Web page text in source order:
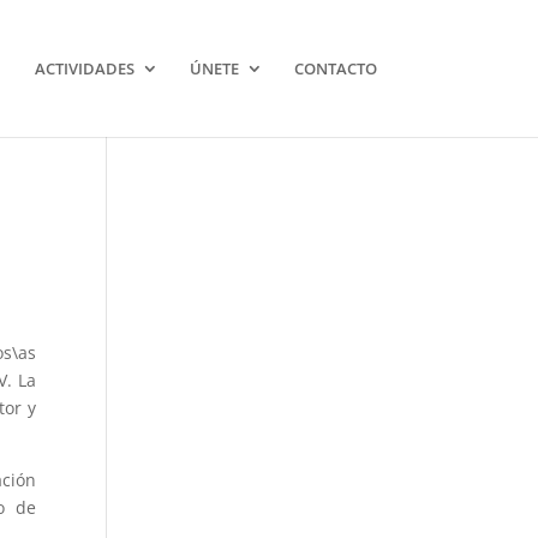
ACTIVIDADES ÚNETE CONTACTO
La
y
de